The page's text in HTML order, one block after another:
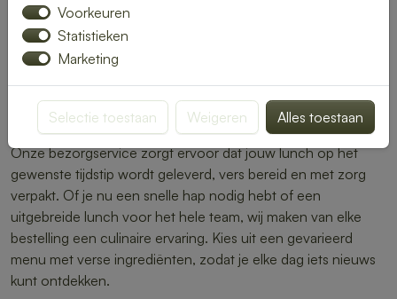
verse, smaakvolle gerechten zonder gedoe. Of je nu op
kantoor bent, thuiswerkt of gewoon zin hebt in een
ontspannen middagpauze, een bezorgde lunch is altijd een
warme maaltijden – er is altijd iets dat perfect aansluit bij
jouw smaak.
Onze bezorgservice zorgt ervoor dat jouw lunch op het
gewenste tijdstip wordt geleverd, vers bereid en met zorg
verpakt. Of je nu een snelle hap nodig hebt of een
uitgebreide lunch voor het hele team, wij maken van elke
bestelling een culinaire ervaring. Kies uit een gevarieerd
menu met verse ingrediënten, zodat je elke dag iets nieuws
kunt ontdekken.
Voorkeuren
Statistieken
Marketing
Selectie toestaan Weigeren Alles toestaan